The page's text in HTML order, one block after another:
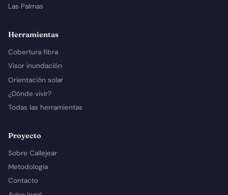
Las Palmas
Herramientas
Cobertura fibra
Visor inundación
Orientación solar
¿Dónde vivir?
Todas las herramientas
Proyecto
Sobre Callejear
Metodología
Contacto